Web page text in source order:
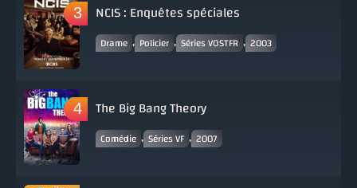
NCIS : Enquêtes spéciales
Drame , Policier , Séries VOSTFR , 2003
The Big Bang Theory
Comédie , Séries VF , 2007